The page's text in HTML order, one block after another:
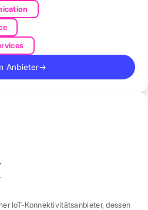
Anbieter→
IoT-Konnektivitätsanbieter, dessen